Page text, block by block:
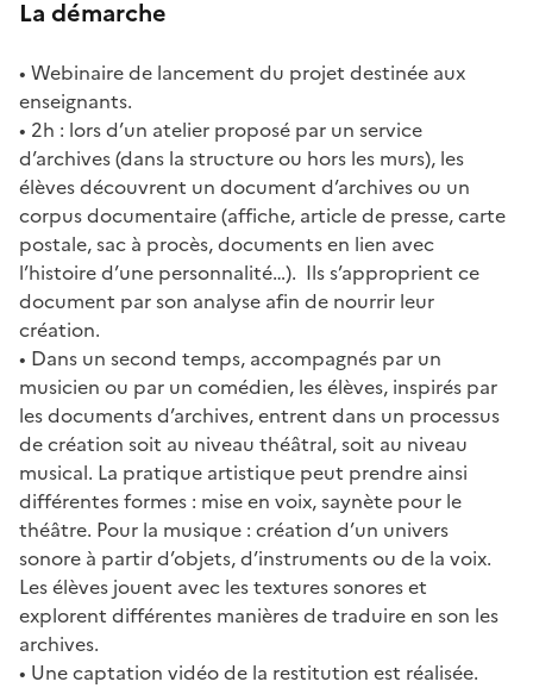
La démarche
• Webinaire de lancement du projet destinée aux
enseignants.
• 2h : lors d’un atelier proposé par un service
d’archives (dans la structure ou hors les murs), les
élèves découvrent un document d’archives ou un
corpus documentaire (affiche, article de presse, carte
postale, sac à procès, documents en lien avec
l’histoire d’une personnalité…). Ils s’approprient ce
document par son analyse afin de nourrir leur
création.
• Dans un second temps, accompagnés par un
musicien ou par un comédien, les élèves, inspirés par
les documents d’archives, entrent dans un processus
de création soit au niveau théâtral, soit au niveau
musical. La pratique artistique peut prendre ainsi
différentes formes : mise en voix, saynète pour le
théâtre. Pour la musique : création d’un univers
sonore à partir d’objets, d’instruments ou de la voix.
Les élèves jouent avec les textures sonores et
explorent différentes manières de traduire en son les
archives.
• Une captation vidéo de la restitution est réalisée.